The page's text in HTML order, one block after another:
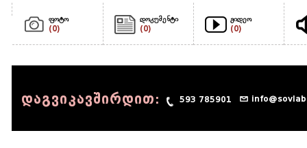
ფოტო
(0)
დოკუმენტი
(0)
ვიდეო
(0)
დაგვიკავშირდით: 593 785901